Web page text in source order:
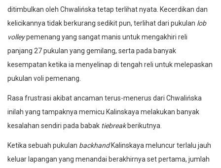
ditimbulkan oleh Chwalińska tetap terlihat nyata. Kecerdikan dan
kelicikannya tidak berkurang sedikit pun, terlihat dari pukulan lob
volleypemenang yang sangat manis untuk mengakhiri reli
panjang 27 pukulan yang gemilang, serta pada banyak
kesempatan ketika ia menyelinap di tengah reli untuk melepaskan
pukulan voli pemenang.
Rasa frustrasi akibat ancaman terus-menerus dari Chwalińska
inilah yang tampaknya memicu Kalinskaya melakukan banyak
kesalahan sendiri pada babak tiebreakberikutnya.
Ketika sebuah pukulan backhandKalinskaya meluncur terlalu jauh
keluar lapangan yang menandai berakhirnya set pertama, jumlah